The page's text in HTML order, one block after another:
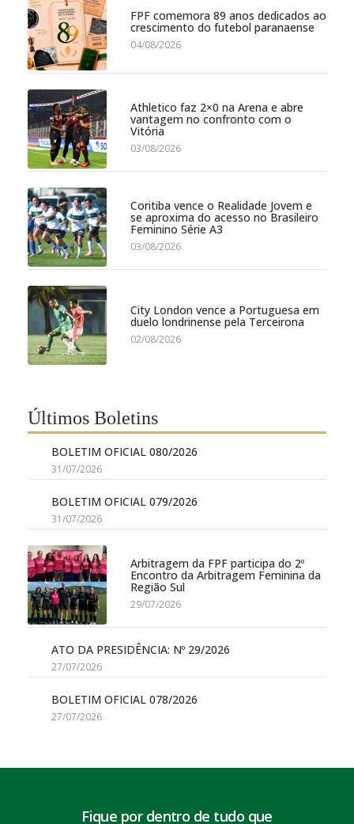
FPF comemora 89 anos dedicados ao
crescimento do futebol paranaense
04/08/2026
Athletico faz 2×0 na Arena e abre
vantagem no confronto com o
Vitória
03/08/2026
Coritiba vence o Realidade Jovem e
se aproxima do acesso no Brasileiro
Feminino Série A3
03/08/2026
City London vence a Portuguesa em
duelo londrinense pela Terceirona
02/08/2026
Últimos Boletins
BOLETIM OFICIAL 080/2026
31/07/2026
BOLETIM OFICIAL 079/2026
31/07/2026
Arbitragem da FPF participa do 2º
Encontro da Arbitragem Feminina da
Região Sul
29/07/2026
ATO DA PRESIDÊNCIA: Nº 29/2026
27/07/2026
BOLETIM OFICIAL 078/2026
27/07/2026
Fique por dentro de tudo que